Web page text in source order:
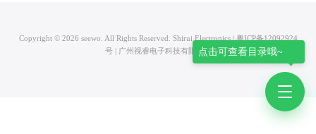
Copyright © 2026 seewo. All Rights Reserved. Shirui Electronics | 粤ICP备12092924
号 | 广州视睿电子科技有限公司点击可查看目录哦~